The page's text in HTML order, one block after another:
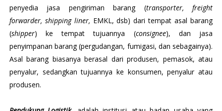
penyedia jasa pengiriman barang (transporter, freight
forwarder, shipping liner, EMKL, dsb) dari tempat asal barang
(shipper) ke tempat tujuannya (consignee), dan jasa
penyimpanan barang (pergudangan, fumigasi, dan sebagainya).
Asal barang biasanya berasal dari produsen, pemasok, atau
penyalur, sedangkan tujuannya ke konsumen, penyalur atau
produsen.